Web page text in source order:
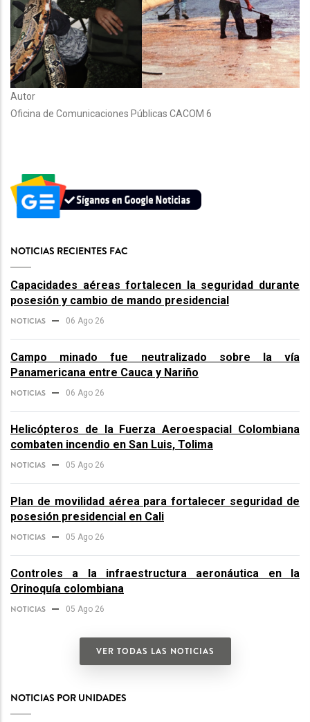
Autor
Oficina de Comunicaciones Públicas CACOM 6
NOTICIAS RECIENTES FAC
Capacidades aéreas fortalecen la seguridad durante
posesión y cambio de mando presidencial
NOTICIAS 06 Ago 26
Campo minado fue neutralizado sobre la vía
Panamericana entre Cauca y Nariño
NOTICIAS 06 Ago 26
Helicópteros de la Fuerza Aeroespacial Colombiana
combaten incendio en San Luis, Tolima
NOTICIAS 05 Ago 26
Plan de movilidad aérea para fortalecer seguridad de
posesión presidencial en Cali
NOTICIAS 05 Ago 26
Controles a la infraestructura aeronáutica en la
Orinoquía colombiana
NOTICIAS 05 Ago 26
VER TODAS LAS NOTICIAS
NOTICIAS POR UNIDADES